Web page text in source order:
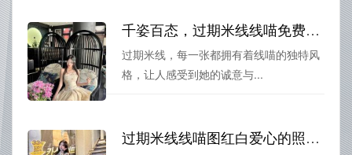
千姿百态，过期米线线喵免费图片的摄影图集分享
过期米线，每一张都拥有着线喵的独特风
格，让人感受到她的诚意与...
过期米线线喵图红白爱心的照片，原来是这么美的